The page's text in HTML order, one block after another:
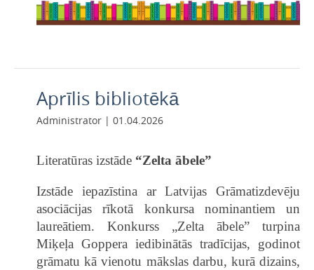
Aprīlis bibliotēkā
Administrator | 01.04.2026
Literatūras izstāde “Zelta ābele”
Izstāde iepazīstina ar Latvijas Grāmatizdevēju
asociācijas rīkotā konkursa nominantiem un
laureātiem. Konkurss „Zelta ābele” turpina
Miķeļa Goppera iedibinātās tradīcijas, godinot
grāmatu kā vienotu mākslas darbu, kurā dizains,